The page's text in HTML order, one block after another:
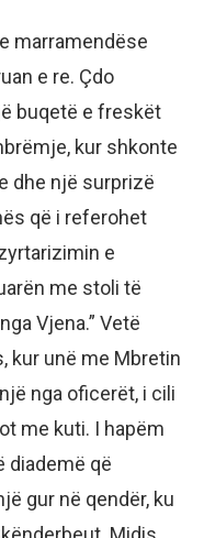
marramendëse
e re. Çdo
buqetë e freskët
kur shkonte
dhe një surprizë
që i referohet
e
me stoli të
Vjena.” Vetë
kur unë me Mbretin
nga oficerët, i cili
me kuti. I hapëm
diademë që
gur në qendër, ku